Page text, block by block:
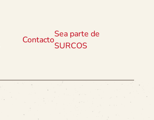
Contacto
Sea parte de
SURCOS